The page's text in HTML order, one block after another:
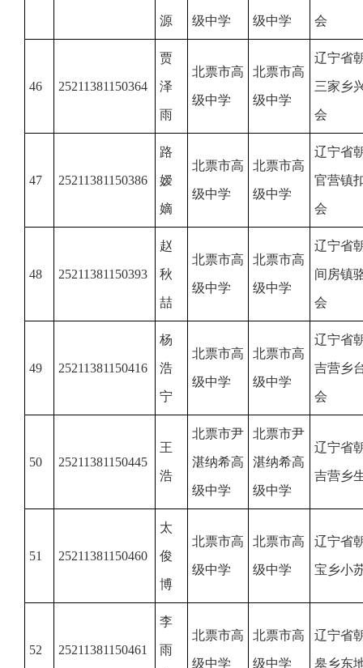
源 级中学 级中学 会
46 25211381150364
贾
泽
雨
北票市高
级中学
北票市高
级中学
辽宁省
三家乡
会
47 25211381150386
路
嫒
嫡
北票市高
级中学
北票市高
级中学
辽宁省
官营镇
会
48 25211381150393
赵
秋
喆
北票市高
级中学
北票市高
级中学
辽宁省
间房镇
会
49 25211381150416
杨
浩
宁
北票市高
级中学
北票市高
级中学
辽宁省
吉营乡
会
50 25211381150445
王
浩
北票市尹
湛纳希高
级中学
北票市尹
湛纳希高
级中学
辽宁省
吉营乡
51 25211381150460
太
俊
博
北票市高
级中学
北票市高
级中学
辽宁省
宝乡小
52 25211381150461
李
雨
北票市高
级中学
北票市高
级中学
辽宁省
皋乡东